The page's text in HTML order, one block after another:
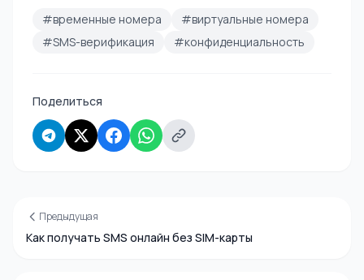
#временные номера
#виртуальные номера
#SMS-верификация
#конфиденциальность
Поделиться
Предыдущая
Как получать SMS онлайн без SIM-карты